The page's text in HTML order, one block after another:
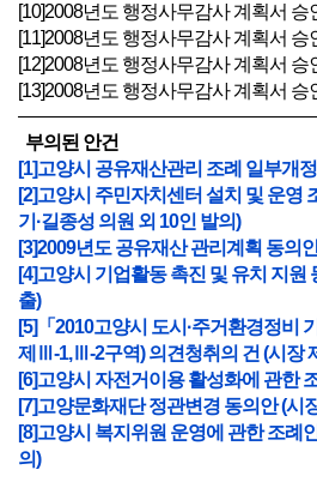
[10]2008년도 행정사무감사 계획서
[11]2008년도 행정사무감사 계획서
[12]2008년도 행정사무감사 계획서
[13]2008년도 행정사무감사 계획서
부의된 안건
[1]고양시 공유재산관리 조례 일부개
[2]고양시 주민자치센터 설치 및 운영
기·길종성 의원 외 10인 발의)
[3]2009년도 공유재산 관리계획 동의
[4]고양시 기업활동 촉진 및 유치 지원
출)
[5]「2010고양시 도시·주거환경정비
제Ⅲ-1,Ⅲ-2구역) 의견청취의 건 (시장
[6]고양시 자전거이용 활성화에 관한
[7]고양문화재단 정관변경 동의안 (시
[8]고양시 복지위원 운영에 관한 조례
의)